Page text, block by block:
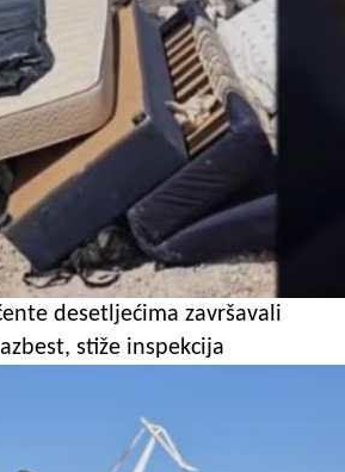
desetljećima završavali
stiže inspekcija